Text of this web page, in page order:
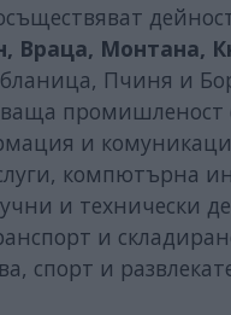
Враца, Монтана,
Пчиня и
промишленост
и
компютърна
и технически
и
спорт и